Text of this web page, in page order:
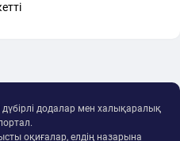
мексикалық